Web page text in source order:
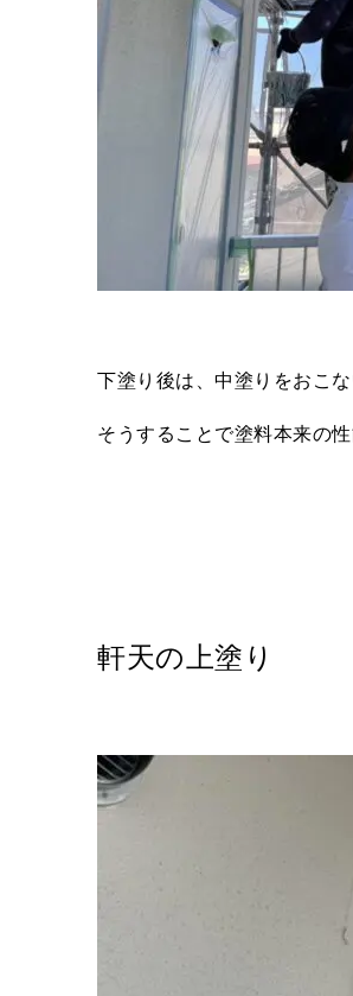
下塗り後は、中塗りをおこ
そうすることで塗料本来の
軒天の上塗り